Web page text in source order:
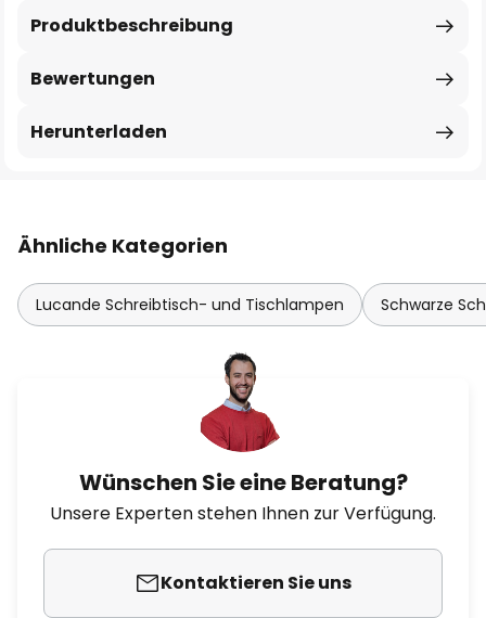
Produktbeschreibung
Bewertungen
Herunterladen
Ähnliche Kategorien
Lucande Schreibtisch- und Tischlampen Schwarze
Wünschen Sie eine Beratung?
Unsere Experten stehen Ihnen zur Verfügung.
Kontaktieren Sie uns